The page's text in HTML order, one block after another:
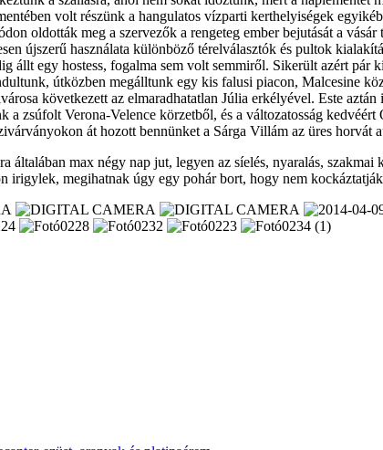
volt részünk a hangulatos vízparti kerthelyiségek
oldották meg a szervezők a rengeteg ember bejutását a
újszerű használata különböző térelválasztók és pultok
állt egy hostess, fogalma sem volt semmiről. Sikerült azért
útközben megálltunk egy kis falusi piacon, Malcesine
következett az elmaradhatatlan Júlia erkélyével. Este
a zsúfolt Verona-Velence körzetből, és a változatosság
át hozott bennünket a Sárga Villám az üres horvát
általában max négy nap jut, legyen az síelés, nyaralás,
megihatnak úgy egy pohár bort, hogy nem